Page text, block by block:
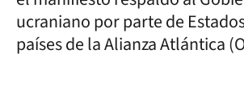
ucraniano por parte de
países de la Alianza Atlántica